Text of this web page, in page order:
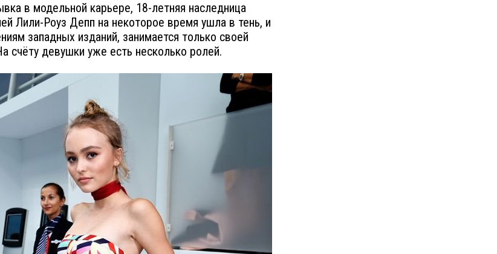
в модельной карьере, 18-летняя наследница
Лили-Роуз Депп на некоторое время ушла в тень, и
западных изданий, занимается только своей
счёту девушки уже есть несколько ролей.